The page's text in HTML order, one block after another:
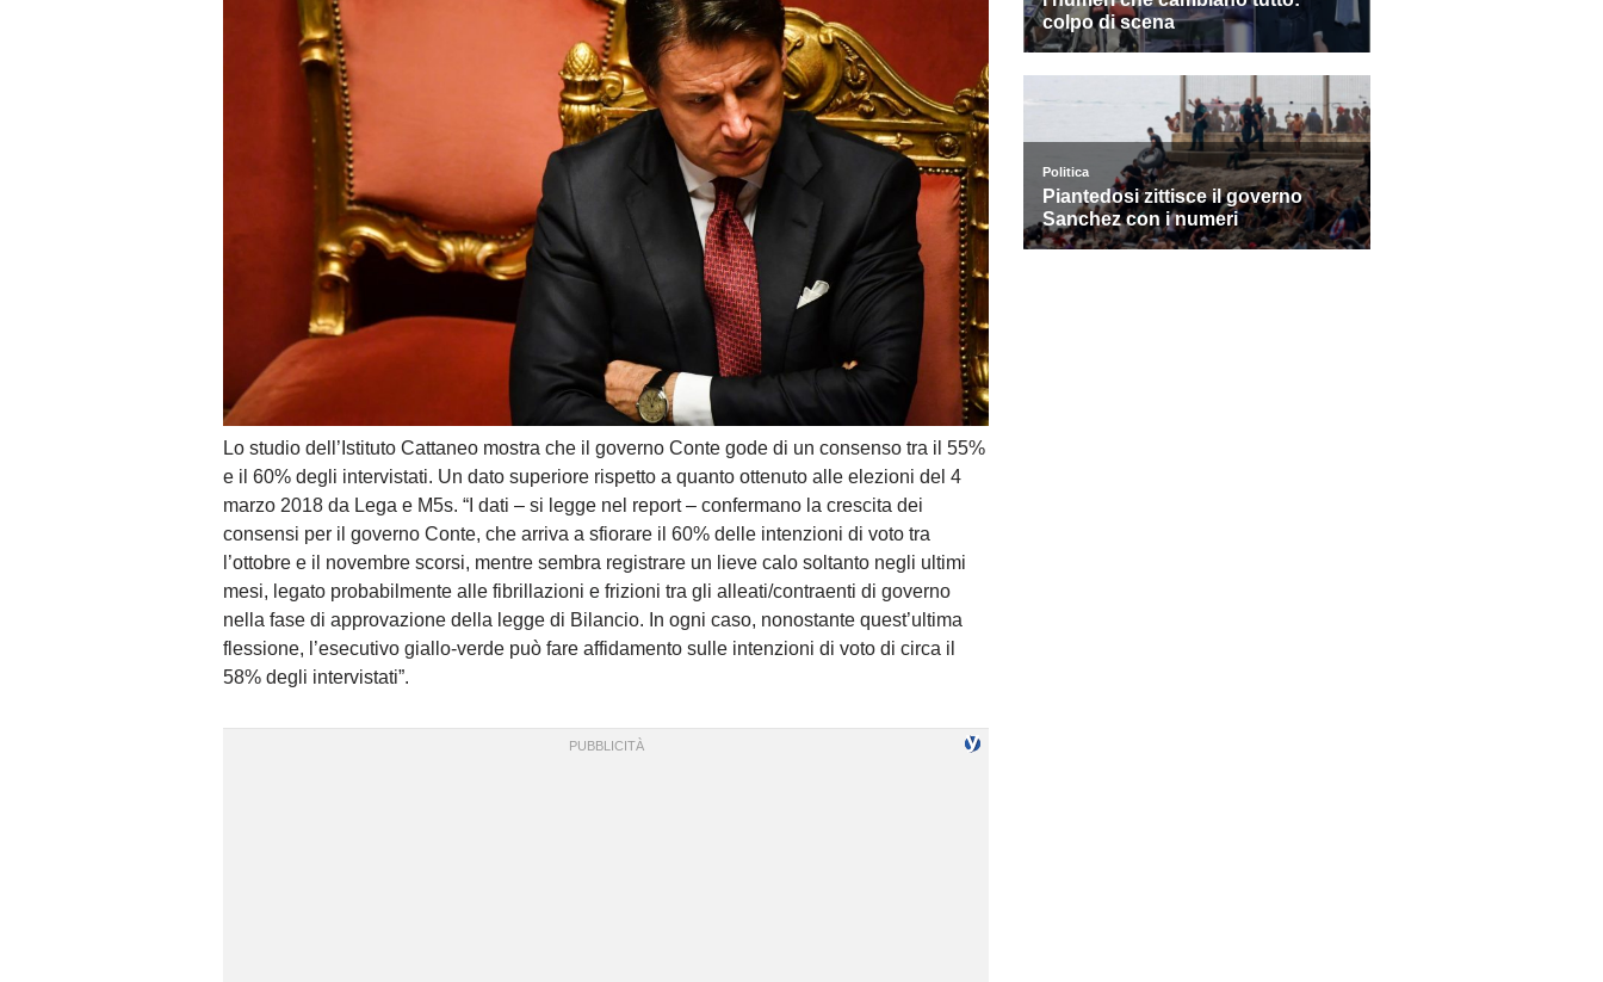
Lo studio dell’Istituto Cattaneo mostra che il governo Conte gode di un consenso tra il 55%
e il 60% degli intervistati. Un dato superiore rispetto a quanto ottenuto alle elezioni del 4
marzo 2018 da Lega e M5s. “I dati – si legge nel report – confermano la crescita dei
consensi per il governo Conte, che arriva a sfiorare il 60% delle intenzioni di voto tra
l’ottobre e il novembre scorsi, mentre sembra registrare un lieve calo soltanto negli ultimi
mesi, legato probabilmente alle fibrillazioni e frizioni tra gli alleati/contraenti di governo
nella fase di approvazione della legge di Bilancio. In ogni caso, nonostante quest’ultima
flessione, l’esecutivo giallo-verde può fare affidamento sulle intenzioni di voto di circa il
58% degli intervistati”.